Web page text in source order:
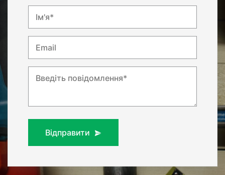
Ім'я*
Email
Введіть повідомлення*
Відправити